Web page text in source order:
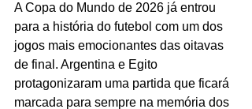
A Copa do Mundo de 2026 já entrou
para a história do futebol com um dos
jogos mais emocionantes das oitavas
de final. Argentina e Egito
protagonizaram uma partida que ficará
marcada para sempre na memória dos